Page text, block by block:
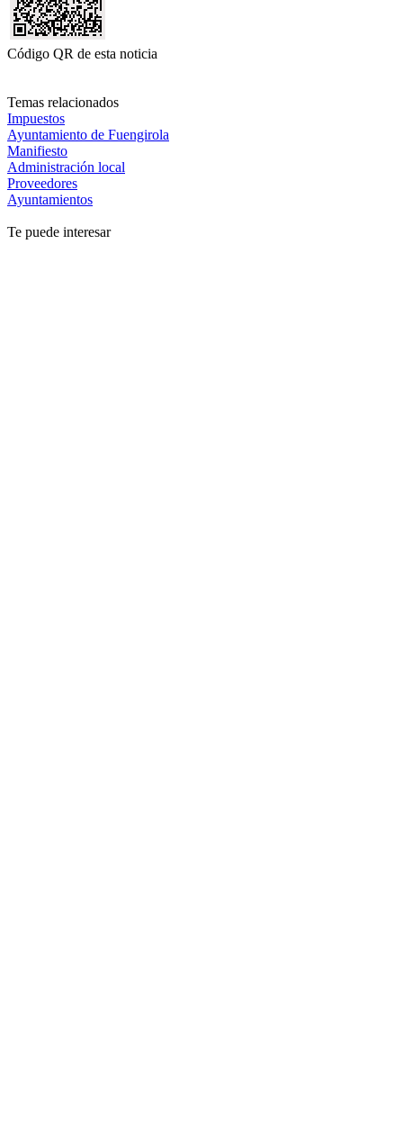
Código QR de esta noticia
Temas relacionados
Impuestos
Ayuntamiento de Fuengirola
Manifiesto
Administración local
Proveedores
Ayuntamientos
Te puede interesar